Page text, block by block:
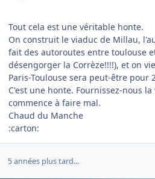
Tout cela est une véritable honte.
On construit le viaduc de Millau,
fait des autoroutes entre toulouse
désengorger la Corrèze!!!!), et on
Paris-Toulouse sera peut-être pour
C'est une honte. Fournissez-nous
commence à faire mal.
Chaud du Manche
:carton:
5 années plus tard...